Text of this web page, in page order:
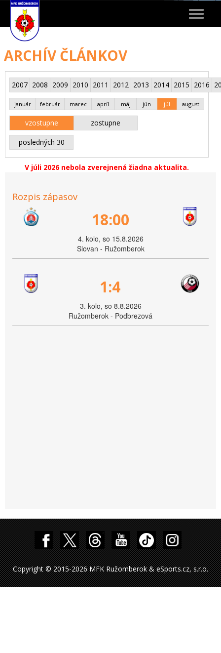
Toggle
ARCHÍV ČLÁNKOV
2007 2008 2009 2010 2011 2012 2013 2014 2015 2016
január február marec apríl máj jún júl august
vzostupne zostupne
posledných 30
V júli 2026 nebola zverejnená žiadna aktualita.
Rozpis zápasov
18:00
4. kolo, so 15.8.2026
Slovan - Ružomberok
1:4
3. kolo, so 8.8.2026
Ružomberok - Podbrezová
Copyright © 2015-2026 MFK Ružomberok & eSports.cz, s.r.o.